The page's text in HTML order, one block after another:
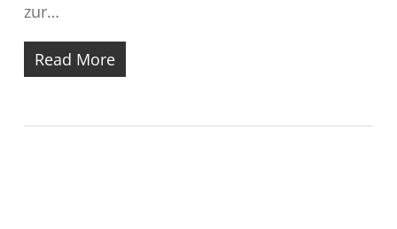
zur…
Read More